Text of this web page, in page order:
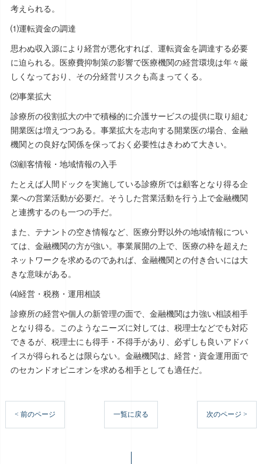
考えられる。
⑴運転資金の調達
思わぬ収入源により経営が悪化すれば、運転資金を調達する必要
に迫られる。医療費抑制策の影響で医療機関の経営環境は年々厳
しくなっており、その分経営リスクも高まってくる。
⑵事業拡大
診療所の役割拡大の中で積極的に介護サービスの提供に取り組む
開業医は増えつつある。事業拡大を志向する開業医の場合、金融
機関との良好な関係を保っておく必要性はきわめて大きい。
⑶顧客情報・地域情報の入手
たとえば人間ドックを実施している診療所では顧客となり得る企
業への営業活動が必要だ。そうした営業活動を行う上で金融機関
と連携するのも一つの手だ。
また、テナントの空き情報など、医療分野以外の地域情報につい
ては、金融機関の方が強い。事業展開の上で、医療の枠を超えた
ネットワークを求めるのであれば、金融機関との付き合いには大
きな意味がある。
⑷経営・税務・運用相談
診療所の経営や個人の新管理の面で、金融機関は力強い相談相手
となり得る。このようなニーズに対しては、税理士などでも対応
できるが、税理士にも得手・不得手があり、必ずしも良いアドバ
イスが得られるとは限らない。金融機関は、経営・資金運用面で
のセカンドオピニオンを求める相手としても適任だ。
< 前のページ 一覧に戻る 次のページ >